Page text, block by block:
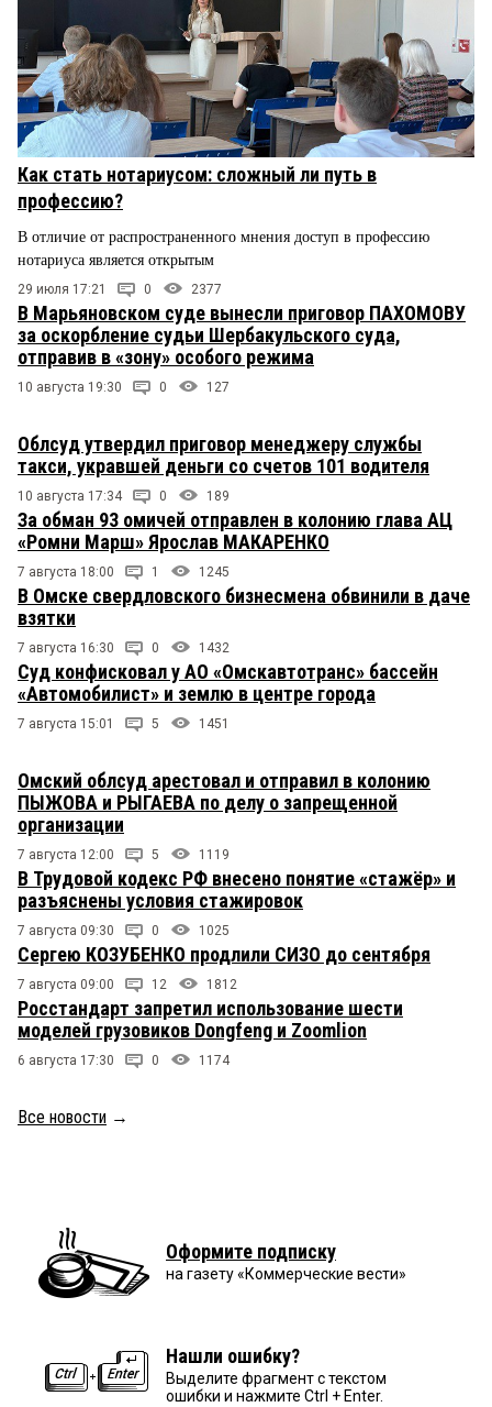
Как стать нотариусом: сложный ли путь в
профессию?
В отличие от распространенного мнения доступ в профессию
нотариуса является открытым
29 июля 17:21 0 2377
В Марьяновском суде вынесли приговор ПАХОМОВУ
за оскорбление судьи Шербакульского суда,
отправив в «зону» особого режима
10 августа 19:30 0 127
Облсуд утвердил приговор менеджеру службы
такси, укравшей деньги со счетов 101 водителя
10 августа 17:34 0 189
За обман 93 омичей отправлен в колонию глава АЦ
«Ромни Марш» Ярослав МАКАРЕНКО
7 августа 18:00 1 1245
В Омске свердловского бизнесмена обвинили в даче
взятки
7 августа 16:30 0 1432
Суд конфисковал у АО «Омскавтотранс» бассейн
«Автомобилист» и землю в центре города
7 августа 15:01 5 1451
Омский облсуд арестовал и отправил в колонию
ПЫЖОВА и РЫГАЕВА по делу о запрещенной
организации
7 августа 12:00 5 1119
В Трудовой кодекс РФ внесено понятие «стажёр» и
разъяснены условия стажировок
7 августа 09:30 0 1025
Сергею КОЗУБЕНКО продлили СИЗО до сентября
7 августа 09:00 12 1812
Росстандарт запретил использование шести
моделей грузовиков Dongfeng и Zoomlion
6 августа 17:30 0 1174
Все новости →
Оформите подписку
на газету «Коммерческие вести»
Нашли ошибку?
Выделите фрагмент с текстом
ошибки и нажмите Ctrl + Enter.